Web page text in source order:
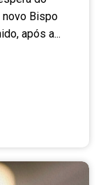
novo Bispo
após a...